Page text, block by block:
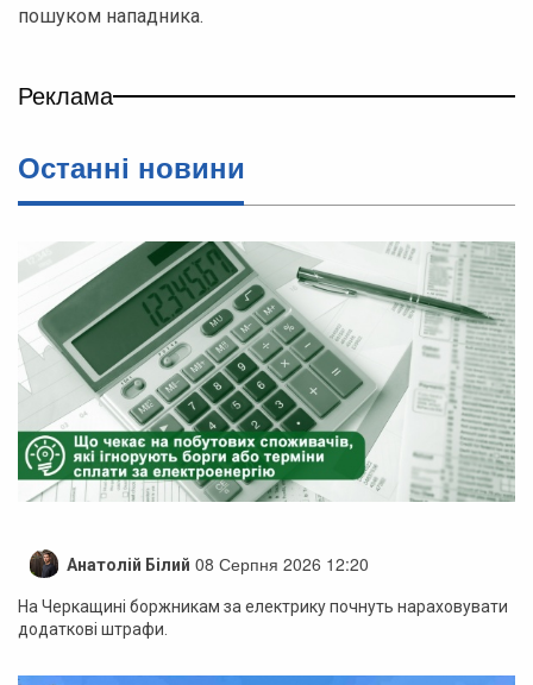
пошуком нападника.
Реклама
Останні новини
Анатолій Білий 08 Серпня 2026 12:20
На Черкащині боржникам за електрику почнуть нараховувати
додаткові штрафи.